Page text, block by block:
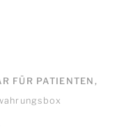
FÜR PATIENTEN,